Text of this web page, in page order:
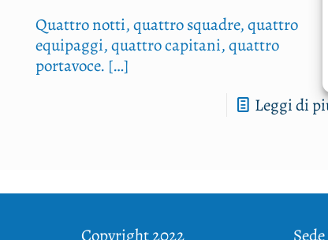
Quat­tro not­ti, quat­tro squa­dre, quat­tro
equi­pag­gi, quat­tro capi­ta­ni, quat­tro
portavoce. […]
Leggi di
Copyright 2022